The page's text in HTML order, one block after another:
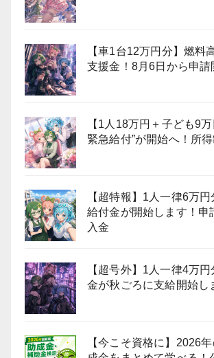
【車1台12万円分】燃料
支援金！8月6日から申請
【1人18万円＋子ども9
緊急給付”が開始へ！所
【超特報】1人一律6万
給付金が開始します！申
入金
【超号外】1人一律4万
金が秋ごろに支給開始し
【今こそ資格に】2026